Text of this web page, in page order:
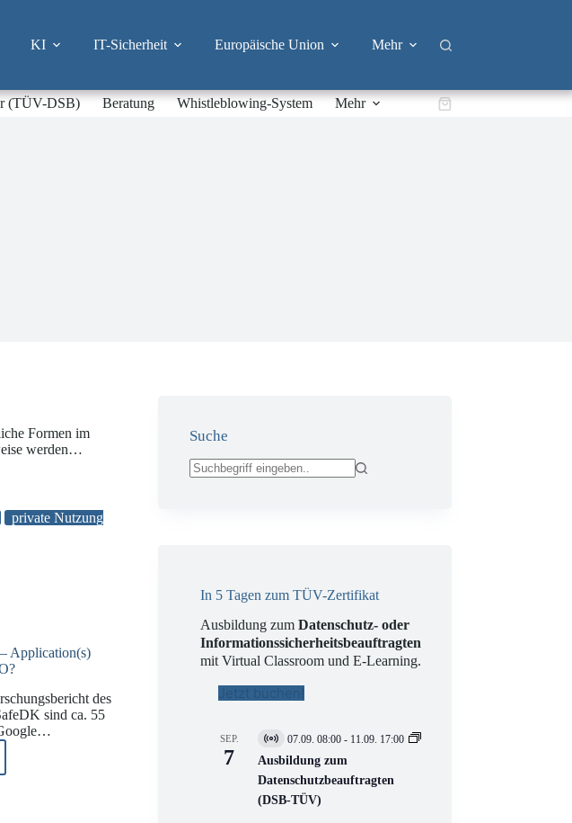
KI IT-Sicherheit Europäische Union Mehr
(TÜV-DSB) Beratung Whistleblowing-System Mehr Warenkorb
Formen im
werden…
private Nutzung
Application(s)
des
sind ca. 55
Suche
In 5 Tagen zum TÜV-Zertifikat
Ausbildung zumDatenschutz- oder
Informationssicherheitsbeauftragten
mit Virtual Classroom und E-Learning.
Jetzt buchen!
SEP.
7
V
i
t
u
07.09. 08:00 - 11.09. 17:00
Ausbildung zum
Datenschutzbeauftragten
(DSB-TÜV)